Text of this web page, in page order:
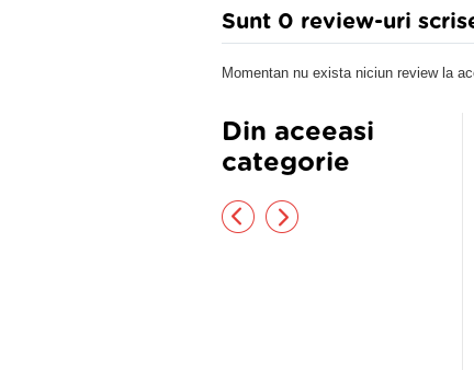
Sunt 0 review-uri
Momentan nu exista niciun review la
Din aceeasi
categorie